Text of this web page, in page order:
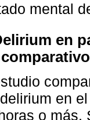
mental
en
en
o